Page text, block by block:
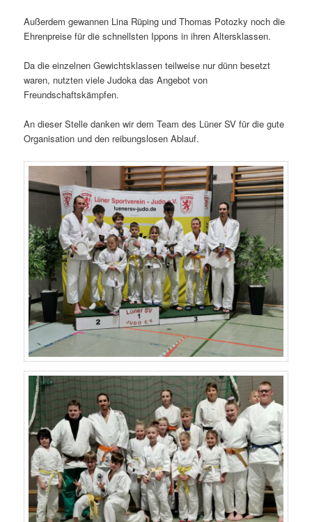
Außerdem gewannen Lina Rüping und Thomas Potozky noch die
Ehrenpreise für die schnellsten Ippons in ihren Altersklassen.
Da die einzelnen Gewichtsklassen teilweise nur dünn besetzt
waren, nutzten viele Judoka das Angebot von
Freundschaftskämpfen.
An dieser Stelle danken wir dem Team des Lüner SV für die gute
Organisation und den reibungslosen Ablauf.